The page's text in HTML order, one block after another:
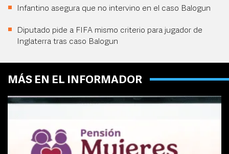
Infantino asegura que no intervino en el caso Balogun
Diputado pide a FIFA mismo criterio para jugador de
Inglaterra tras caso Balogun
MÁS EN EL INFORMADOR